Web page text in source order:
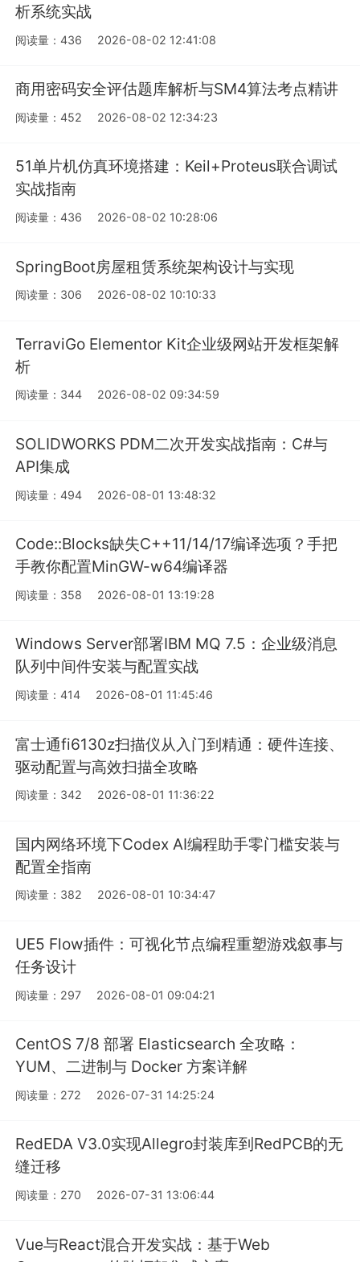
析系统实战
阅读量：436 2026-08-02 12:41:08
商用密码安全评估题库解析与SM4算法考点精讲
阅读量：452 2026-08-02 12:34:23
51单片机仿真环境搭建：Keil+Proteus联合调试
实战指南
阅读量：436 2026-08-02 10:28:06
SpringBoot房屋租赁系统架构设计与实现
阅读量：306 2026-08-02 10:10:33
TerraviGo Elementor Kit企业级网站开发框架解
析
阅读量：344 2026-08-02 09:34:59
SOLIDWORKS PDM二次开发实战指南：C#与
API集成
阅读量：494 2026-08-01 13:48:32
Code::Blocks缺失C++11/14/17编译选项？手把
手教你配置MinGW-w64编译器
阅读量：358 2026-08-01 13:19:28
Windows Server部署IBM MQ 7.5：企业级消息
队列中间件安装与配置实战
阅读量：414 2026-08-01 11:45:46
富士通fi6130z扫描仪从入门到精通：硬件连接、
驱动配置与高效扫描全攻略
阅读量：342 2026-08-01 11:36:22
国内网络环境下Codex AI编程助手零门槛安装与
配置全指南
阅读量：382 2026-08-01 10:34:47
UE5 Flow插件：可视化节点编程重塑游戏叙事与
任务设计
阅读量：297 2026-08-01 09:04:21
CentOS 7/8 部署 Elasticsearch 全攻略：
YUM、二进制与 Docker 方案详解
阅读量：272 2026-07-31 14:25:24
RedEDA V3.0实现Allegro封装库到RedPCB的无
缝迁移
阅读量：270 2026-07-31 13:06:44
Vue与React混合开发实战：基于Web